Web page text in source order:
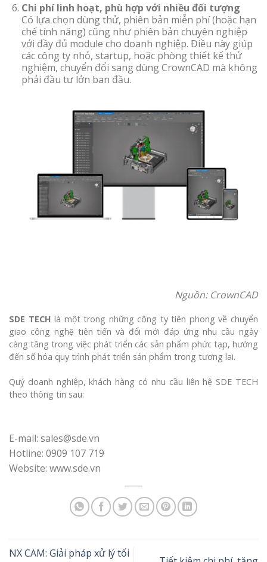
Chi phí linh hoạt, phù hợp với nhiều đối tượng
Có lựa chọn dùng thử, phiên bản miễn phí (hoặc hạn
chế tính năng) cũng như phiên bản chuyên nghiệp
với đầy đủ module cho doanh nghiệp. Điều này giúp
các công ty nhỏ, startup, hoặc phòng thiết kế thử
nghiệm, chuyển đổi sang dùng CrownCAD mà không
phải đầu tư lớn ban đầu.
Nguồn: CrownCAD
SDE TECH là một trong những công ty tiên phong về chuyển
giao công nghệ tiên tiến và đổi mới đáp ứng nhu cầu ngày
càng tăng trong việc phát triển các sản phẩm phức tạp, hướng
đến số hóa quy trình phát triển sản phẩm trong tương lai.
Quý doanh nghiệp, khách hàng có nhu cầu liên hệ SDE TECH
theo thông tin sau:
E-mail: sales@sde.vn
Hotline: 0909 107 719
Website: www.sde.vn
NX CAM: Giải pháp xử lý tối